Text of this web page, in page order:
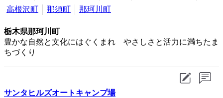
高根沢町
那須町 那珂川町
栃木県那珂川町
豊かな自然と文化にはぐくまれ やさしさと活力に満ちたま
ちづくり
サンタヒルズオートキャンプ場